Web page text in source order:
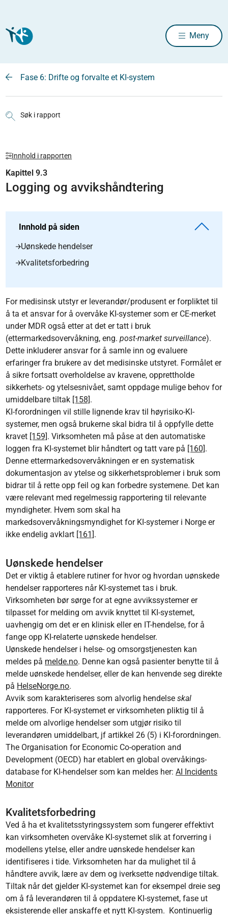
Meny
Fase 6: Drifte og forvalte et KI-system
Søk i rapport
Innhold i rapporten
Kapittel 9.3
Logging og avvikshåndtering
Innhold på siden
Uønskede hendelser
Kvalitetsforbedring
For medisinsk utstyr er leverandør/produsent er forpliktet til
å ta et ansvar for å overvåke KI-systemer som er CE-merket
under MDR også etter at det er tatt i bruk
(ettermarkedsovervåkning, eng. post-market surveillance).
Dette inkluderer ansvar for å samle inn og evaluere
erfaringer fra brukere av det medisinske utstyret. Formålet er
å sikre fortsatt overholdelse av kravene, opprettholde
sikkerhets- og ytelsesnivået, samt oppdage mulige behov for
umiddelbare tiltak [158].
KI-forordningen vil stille lignende krav til høyrisiko-KI-
systemer, men også brukerne skal bidra til å oppfylle dette
kravet [159]. Virksomheten må påse at den automatiske
loggen fra KI-systemet blir håndtert og tatt vare på [160].
Denne ettermarkedsovervåkningen er en systematisk
dokumentasjon av ytelse og sikkerhetsproblemer i bruk som
bidrar til å rette opp feil og kan forbedre systemene. Det kan
være relevant med regelmessig rapportering til relevante
myndigheter. Hvem som skal ha
markedsovervåkningsmyndighet for KI-systemer i Norge er
ikke endelig avklart [161].
Uønskede hendelser
Det er viktig å etablere rutiner for hvor og hvordan uønskede
hendelser rapporteres når KI-systemet tas i bruk.
Virksomheten bør sørge for at egne avvikssystemer er
tilpasset for melding om avvik knyttet til KI-systemet,
uavhengig om det er en klinisk eller en IT-hendelse, for å
fange opp KI-relaterte uønskede hendelser.
Uønskede hendelser i helse- og omsorgstjenesten kan
meldes på melde.no. Denne kan også pasienter benytte til å
melde uønskede hendelser, eller de kan henvende seg direkte
på HelseNorge.no.
Avvik som karakteriseres som alvorlig hendelseskal
rapporteres. For KI-systemet er virksomheten pliktig til å
melde om alvorlige hendelser som utgjør risiko til
leverandøren umiddelbart, jf artikkel 26 (5) i KI-forordningen.
The Organisation for Economic Co-operation and
Development (OECD) har etablert en global overvåkings-
database for KI-hendelser som kan meldes her:AI Incidents
Monitor
Kvalitetsforbedring
Ved å ha et kvalitetsstyringssystem som fungerer effektivt
kan virksomheten overvåke KI-systemet slik at forverring i
modellens ytelse, eller andre uønskede hendelser kan
identifiseres i tide. Virksomheten har da mulighet til å
håndtere avvik, lære av dem og iverksette nødvendige tiltak.
Tiltak når det gjelder KI-systemet kan for eksempel dreie seg
om å få leverandøren til å oppdatere KI-systemet, fase ut
eksisterende eller anskaffe et nytt KI-system. Kontinuerlig